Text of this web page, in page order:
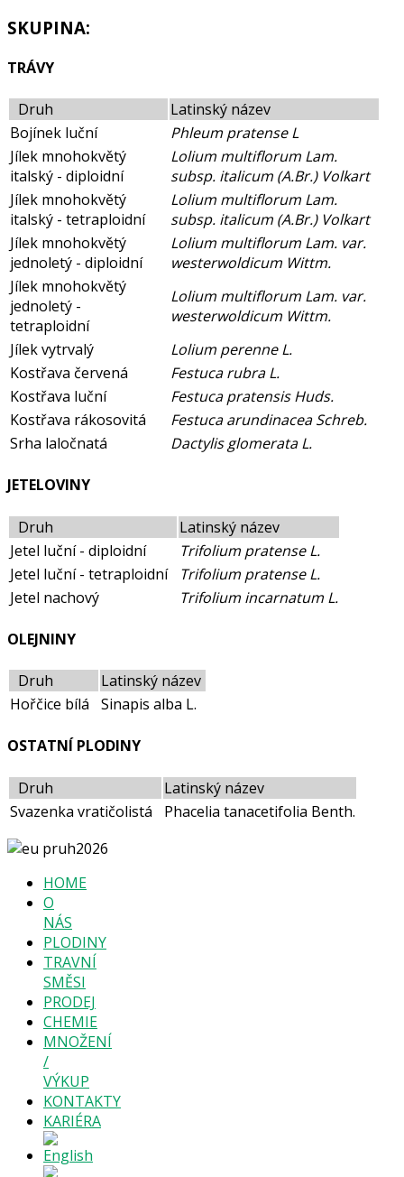
SKUPINA:
TRÁVY
Druh
Latinský název
Bojínek luční
Phleum pratense L
Jílek mnohokvětý
italský - diploidní
Lolium multiflorum Lam.
subsp. italicum (A.Br.) Volkart
Jílek mnohokvětý
italský - tetraploidní
Lolium multiflorum Lam.
subsp. italicum (A.Br.) Volkart
Jílek mnohokvětý
jednoletý - diploidní
Lolium multiflorum Lam. var.
westerwoldicum Wittm.
Jílek mnohokvětý
jednoletý -
tetraploidní
Lolium multiflorum Lam. var.
westerwoldicum Wittm.
Jílek vytrvalý
Lolium perenne L.
Kostřava červená
Festuca rubra L.
Kostřava luční
Festuca pratensis Huds.
Kostřava rákosovitá
Festuca arundinacea Schreb.
Srha laločnatá
Dactylis glomerata L.
JETELOVINY
Druh
Latinský název
Jetel luční - diploidní
Trifolium pratense L.
Jetel luční - tetraploidní
Trifolium pratense L.
Jetel nachový
Trifolium incarnatum L.
OLEJNINY
Druh
Latinský název
Hořčice bílá
Sinapis alba L.
OSTATNÍ PLODINY
Druh
Latinský název
Svazenka vratičolistá
Phacelia tanacetifolia Benth.
HOME
O
NÁS
PLODINY
TRAVNÍ
SMĚSI
PRODEJ
CHEMIE
MNOŽENÍ
/
VÝKUP
KONTAKTY
KARIÉRA